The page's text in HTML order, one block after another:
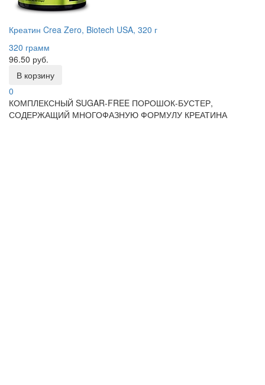
Креатин Crea Zero, Biotech USA, 320 г
320 грамм
96.50 руб.
В корзину
0
КОМПЛЕКСНЫЙ SUGAR-FREE ПОРОШОК-БУСТЕР,
СОДЕРЖАЩИЙ МНОГОФАЗНУЮ ФОРМУЛУ КРЕАТИНА